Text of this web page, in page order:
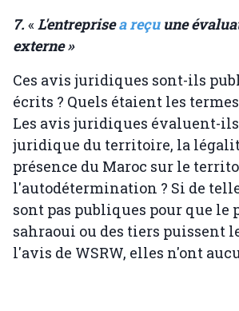
7. « L'entreprisea reçuune
externe »
Ces avis juridiques sont-ils
écrits ? Quels étaient les
Les avis juridiques évaluent-
juridique du territoire, la
présence du Maroc sur le
l'autodétermination ? Si de
sont pas publiques pour que le
sahraoui ou des tiers puissent
l'avis de WSRW, elles n'ont